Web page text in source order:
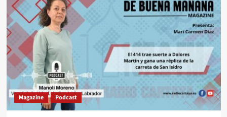
Magazine Podcast